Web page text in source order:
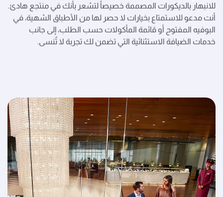
للانبهار بالديكورات المصممة خصيصاً لتشعر بأنك في منتجع هادئ.
أنت مدعو للاستمتاع بخيارات لا حصر لها من الأطباق الشهية، في
البوفيه المفتوح أو قائمة المأكولات حسب الطلب، إلى جانب
خدمات الضيافة الاستثنائية التي تضمن لك تجربة لا تُنسى.